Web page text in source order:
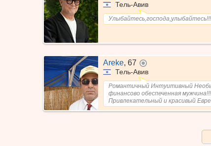
Тель-Авив
Улыбайтесь,господа,улыбайтесь!!!
Areke, 67
Тель-Авив
Романтичный Интуитивный
финансово обеспеченная мужчина!!!
Привлекательный и красивый